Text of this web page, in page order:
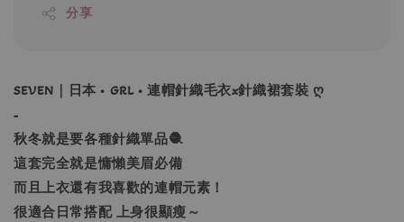
分享
SEVEN｜日本 • GRL • 連帽針織毛衣x針織裙套裝 ღ
-
秋冬就是要各種針織單品🧶
這套完全就是慵懶美眉必備
而且上衣還有我喜歡的連帽元素！
很適合日常搭配 上身很顯瘦～